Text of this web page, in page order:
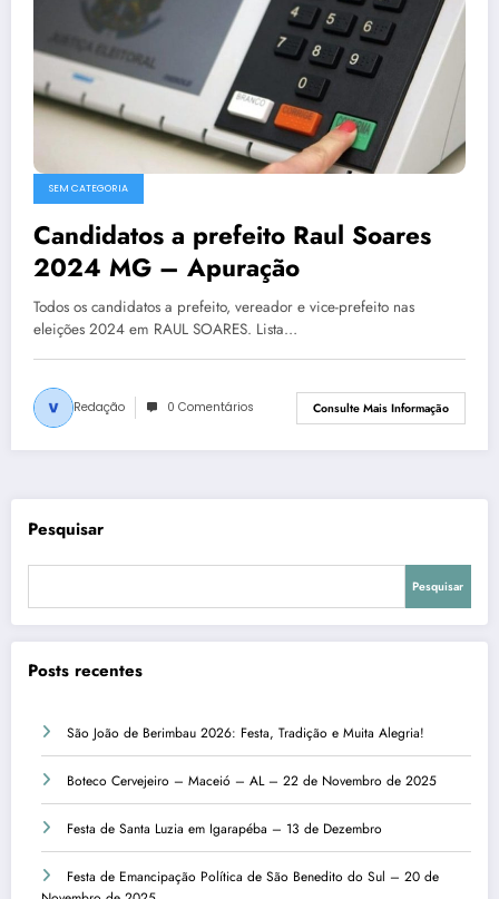
SEM CATEGORIA
Candidatos a prefeito Raul Soares
2024 MG – Apuração
Todos os candidatos a prefeito, vereador e vice-prefeito nas
eleições 2024 em RAUL SOARES. Lista…
Redação 0 Comentários Consulte Mais Informação
Pesquisar
Pesquisar
Posts recentes
São João de Berimbau 2026: Festa, Tradição e Muita Alegria!
Boteco Cervejeiro – Maceió – AL – 22 de Novembro de 2025
Festa de Santa Luzia em Igarapéba – 13 de Dezembro
Festa de Emancipação Política de São Benedito do Sul – 20 de